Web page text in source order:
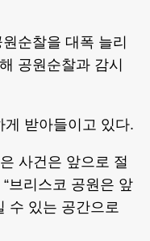
순찰을 대폭 늘리
공원순찰과 감시
받아들이고 있다.
사건은 앞으로 절
브리스코 공원은 앞
수 있는 공간으로